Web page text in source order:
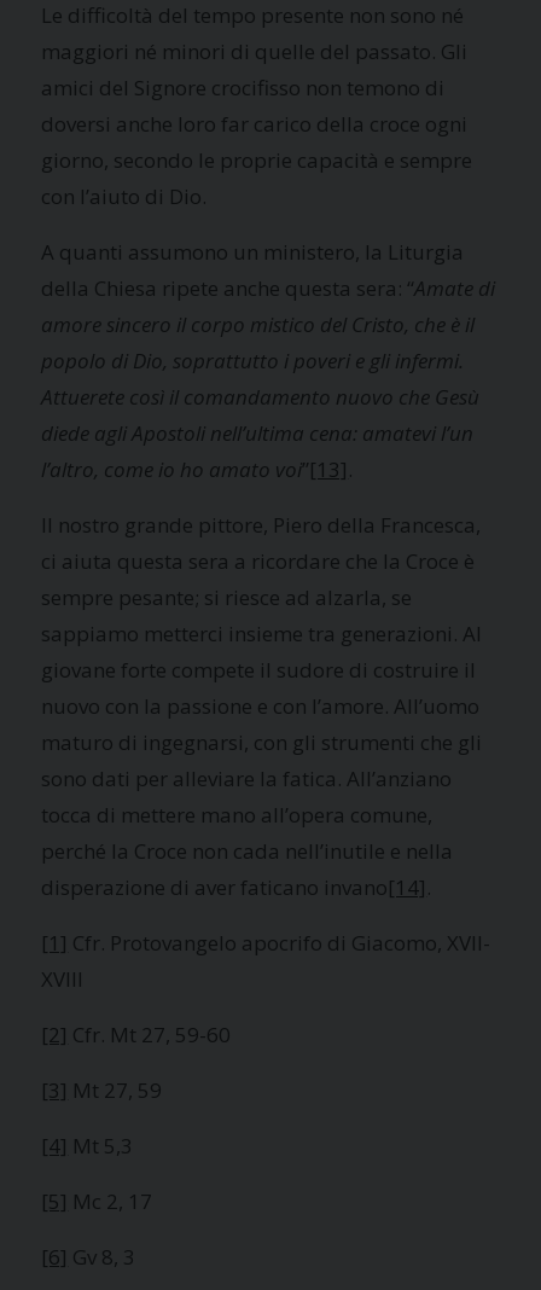
Le difficoltà del tempo presente non sono né
maggiori né minori di quelle del passato. Gli
amici del Signore crocifisso non temono di
doversi anche loro far carico della croce ogni
giorno, secondo le proprie capacità e sempre
con l’aiuto di Dio.
A quanti assumono un ministero, la Liturgia
della Chiesa ripete anche questa sera: “Amate di
amore sincero il corpo mistico del Cristo, che è il
popolo di Dio, soprattutto i poveri e gli infermi.
Attuerete così il comandamento nuovo che Gesù
diede agli Apostoli nell’ultima cena: amatevi l’un
l’altro, come io ho amato voi”[13].
Il nostro grande pittore, Piero della Francesca,
ci aiuta questa sera a ricordare che la Croce è
sempre pesante; si riesce ad alzarla, se
sappiamo metterci insieme tra generazioni. Al
giovane forte compete il sudore di costruire il
nuovo con la passione e con l’amore. All’uomo
maturo di ingegnarsi, con gli strumenti che gli
sono dati per alleviare la fatica. All’anziano
tocca di mettere mano all’opera comune,
perché la Croce non cada nell’inutile e nella
disperazione di aver faticano invano[14].
[1] Cfr. Protovangelo apocrifo di Giacomo, XVII-
XVIII
[2] Cfr. Mt 27, 59-60
[3] Mt 27, 59
[4] Mt 5,3
[5] Mc 2, 17
[6] Gv 8, 3